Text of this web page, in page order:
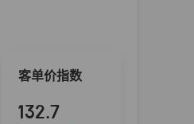
客单价指数
132.7